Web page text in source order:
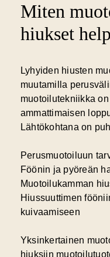
Miten
hiukset
Lyhyiden hiusten
muutamilla
muotoilutekniikka
ammattimaisen
Lähtökohtana on
Perusmuotoiluun
Föönin ja pyöreän
Muotoilukamman
Hiussuuttimen
kuivaamiseen
Yksinkertainen
hiuksiin